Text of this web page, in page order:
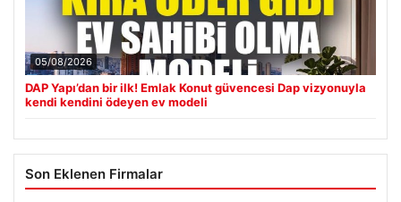
05/08/2026
DAP Yapı’dan bir ilk! Emlak Konut güvencesi Dap vizyonuyla
kendi kendini ödeyen ev modeli
Son Eklenen Firmalar